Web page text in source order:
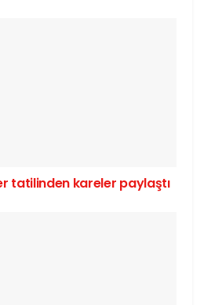
tatilinden kareler paylaştı